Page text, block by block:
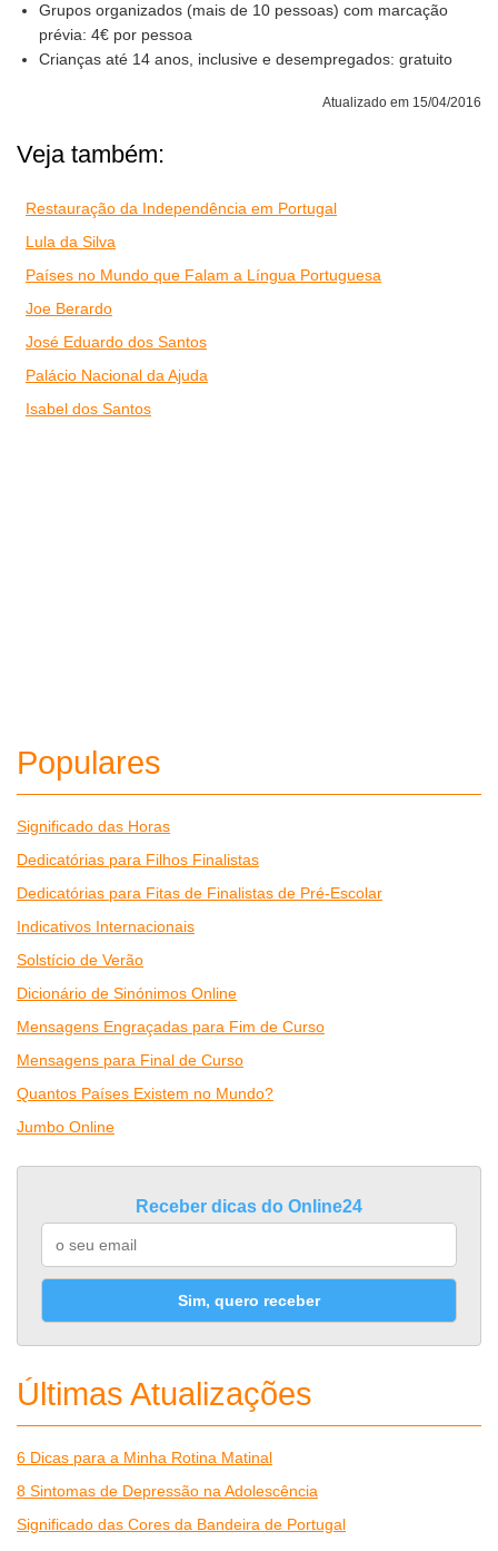
Grupos organizados (mais de 10 pessoas) com marcação
prévia: 4€ por pessoa
Crianças até 14 anos, inclusive e desempregados: gratuito
Atualizado em 15/04/2016
Veja também:
Restauração da Independência em Portugal
Lula da Silva
Países no Mundo que Falam a Língua Portuguesa
Joe Berardo
José Eduardo dos Santos
Palácio Nacional da Ajuda
Isabel dos Santos
Populares
Significado das Horas
Dedicatórias para Filhos Finalistas
Dedicatórias para Fitas de Finalistas de Pré-Escolar
Indicativos Internacionais
Solstício de Verão
Dicionário de Sinónimos Online
Mensagens Engraçadas para Fim de Curso
Mensagens para Final de Curso
Quantos Países Existem no Mundo?
Jumbo Online
Receber dicas do Online24
Sim, quero receber
Últimas Atualizações
6 Dicas para a Minha Rotina Matinal
8 Sintomas de Depressão na Adolescência
Significado das Cores da Bandeira de Portugal